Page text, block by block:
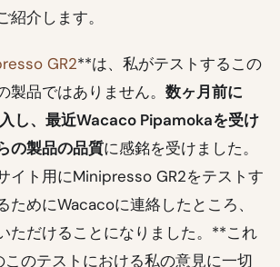
紹介します。
GR2**は、私がテストするこの
製品ではありません。 数ヶ月前に
し、最近Wacaco Pipamokaを受け
の製品の品質に感銘を受けました。
イト用にMinipresso GR2をテストす
ためにWacacoに連絡したところ、
ただけることになりました。**これ
のテストにおける私の意見に一切